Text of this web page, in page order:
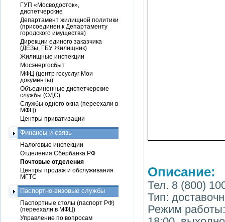
Описание:
Тел. 8 (800)
Тип:
Режим работы:
ГУП «Мосводосток»,
диспетчерские
Департамент жилищной политики
(присоединен к Департаменту
городского имущества)
Дирекции единого заказчика
(ДЕЗы, ГБУ Жилищник)
Жилищные инспекции
Мосэнергосбыт
МФЦ (центр госуслуг Мои
документы)
Объединенные диспетчерские
службы (ОДС)
Службы одного окна (переехали в
МФЦ)
Центры приватизации
Финансы и связь
Налоговые инспекции
Отделения Сбербанка РФ
Почтовые отделения
Центры продаж и обслуживания
МГТС
Паспортно-визовые службы
Паспортные столы (паспорт РФ)
(переехали в МФЦ)
Управление по вопросам